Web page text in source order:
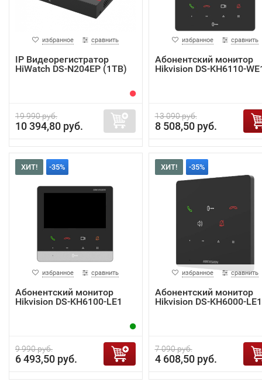
избранное сравнить
IP Видеорегистратор
HiWatch DS-N204EP (1TB)
19 990 руб.
10 394,80 руб.
избранное сравнить
Абонентский монитор
Hikvision DS-KH6110-
13 090 руб.
8 508,50 руб.
ХИТ! -35%
избранное сравнить
Абонентский монитор
Hikvision DS-KH6100-LE1
9 990 руб.
6 493,50 руб.
ХИТ! -35%
избранное сравнить
Абонентский монитор
Hikvision DS-KH6000-LE1
7 090 руб.
4 608,50 руб.